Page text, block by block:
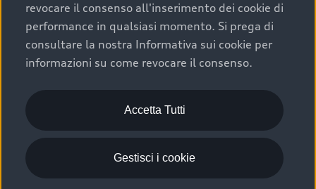
Acquistare un’auto usata in una Concessionaria ufficiale
Audi che offre l’usato garantito tramite Audi Prima
Scelta :plus, significa affidarsi ad un prodotto che viene
sottoposto a 110 controlli approfonditi e coperto da
garanzia fino a 4 anni per una maggiore tutela del tuo
acquisto.
revocare il consenso all'inserimento dei cookie di
performance in qualsiasi momento. Si prega di
consultare la nostra Informativa sui cookie per
informazioni su come revocare il consenso.
Accetta Tutti
Gestisci i cookie